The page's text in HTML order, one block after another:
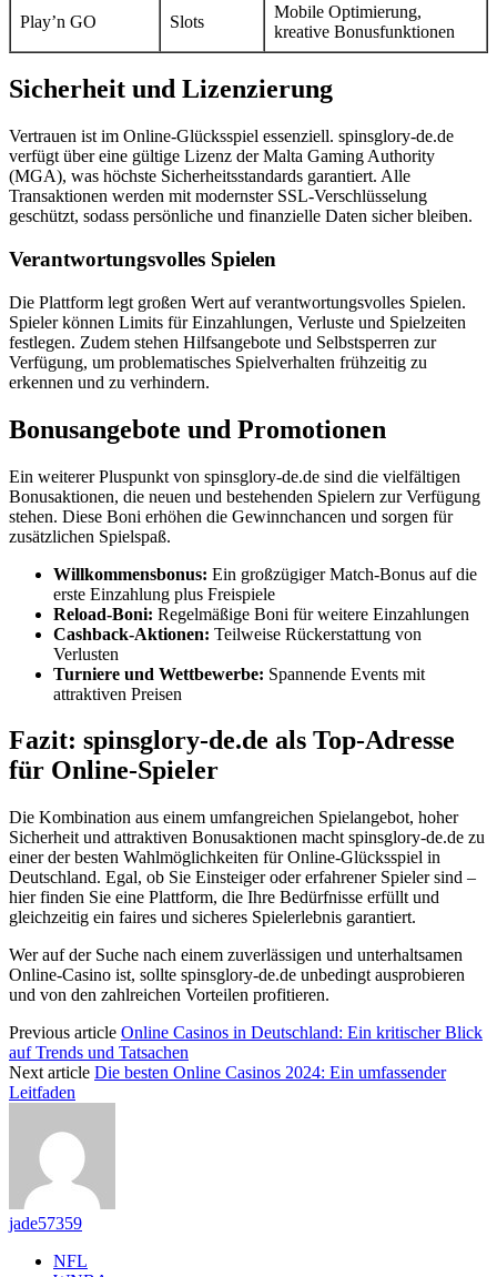
Play’n GO Slots
Mobile Optimierung,
kreative Bonusfunktionen
Sicherheit und Lizenzierung
Vertrauen ist im Online-Glücksspiel essenziell. spinsglory-de.de
verfügt über eine gültige Lizenz der Malta Gaming Authority
(MGA), was höchste Sicherheitsstandards garantiert. Alle
Transaktionen werden mit modernster SSL-Verschlüsselung
geschützt, sodass persönliche und finanzielle Daten sicher bleiben.
Verantwortungsvolles Spielen
Die Plattform legt großen Wert auf verantwortungsvolles Spielen.
Spieler können Limits für Einzahlungen, Verluste und Spielzeiten
festlegen. Zudem stehen Hilfsangebote und Selbstsperren zur
Verfügung, um problematisches Spielverhalten frühzeitig zu
erkennen und zu verhindern.
Bonusangebote und Promotionen
Ein weiterer Pluspunkt von spinsglory-de.de sind die vielfältigen
Bonusaktionen, die neuen und bestehenden Spielern zur Verfügung
stehen. Diese Boni erhöhen die Gewinnchancen und sorgen für
zusätzlichen Spielspaß.
Willkommensbonus: Ein großzügiger Match-Bonus auf die
erste Einzahlung plus Freispiele
Reload-Boni: Regelmäßige Boni für weitere Einzahlungen
Cashback-Aktionen: Teilweise Rückerstattung von
Verlusten
Turniere und Wettbewerbe: Spannende Events mit
attraktiven Preisen
Fazit: spinsglory-de.de als Top-Adresse
für Online-Spieler
Die Kombination aus einem umfangreichen Spielangebot, hoher
Sicherheit und attraktiven Bonusaktionen macht spinsglory-de.de zu
einer der besten Wahlmöglichkeiten für Online-Glücksspiel in
Deutschland. Egal, ob Sie Einsteiger oder erfahrener Spieler sind –
hier finden Sie eine Plattform, die Ihre Bedürfnisse erfüllt und
gleichzeitig ein faires und sicheres Spielerlebnis garantiert.
Wer auf der Suche nach einem zuverlässigen und unterhaltsamen
Online-Casino ist, sollte spinsglory-de.de unbedingt ausprobieren
und von den zahlreichen Vorteilen profitieren.
Previous article Online Casinos in Deutschland: Ein kritischer Blick
auf Trends und Tatsachen
Next article Die besten Online Casinos 2024: Ein umfassender
Leitfaden
jade57359
NFL